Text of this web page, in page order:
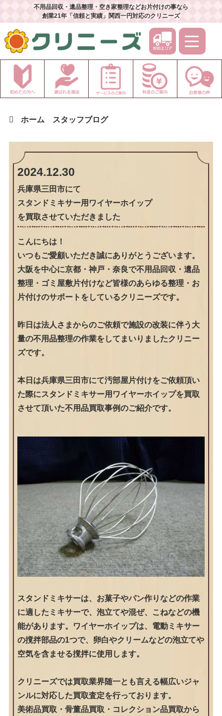
不用品回収・遺品整理・空き家整理などお片付けの事なら
創業21年「信頼と実績」関西一円対応のクリニーズ
ホーム スタッフブログ
2024.12.30
兵庫県三田市にて
スタンドミキサー用ワイヤーホイップ
を買取させていただきました
こんにちは！
いつもご愛顧いただき誠にありがとうございます。
大阪を中心に京都・神戸・奈良で不用品回収・遺品
整理・ゴミ屋敷片付けなど皆様のあらゆる整理・お
片付けのサポートをしているクリニーズです。
昨日は法人さまからのご依頼で施設の改装に伴う大
量の不用品整理の作業をしてまいりましたクリニー
ズです。
本日は兵庫県三田市にて汚部屋片付けをご依頼頂い
た際にスタンドミキサー用ワイヤーホイップを買取
させて頂いた不用品買取事例のご紹介です。
スタンドミキサーは、お菓子やパン作りなどの作業
に適したミキサーで、泡立てや混ぜ、こねなどの機
能があります。ワイヤーホイップは、電動ミキサー
の撹拌部品の1つで、卵白やクリームなどの泡立てや
空気を含ませる撹拌に使用します。
クリニーズでは買取業界随一とも言える幅広いジャ
ンルに対応した買取査定を行っております。
美術品買取・骨董品買取・コレクション品買取から